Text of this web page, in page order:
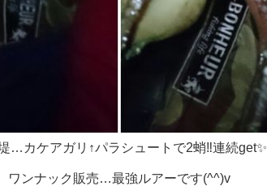
…カケアガリ↑パラシュートで2蛸‼連続get✨
ワンナック販売…最強ルアーです(^^)v